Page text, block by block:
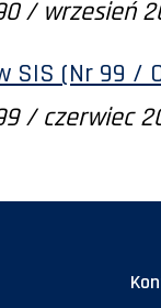
/ wrzesień
SIS (Nr 99 /
/ czerwiec